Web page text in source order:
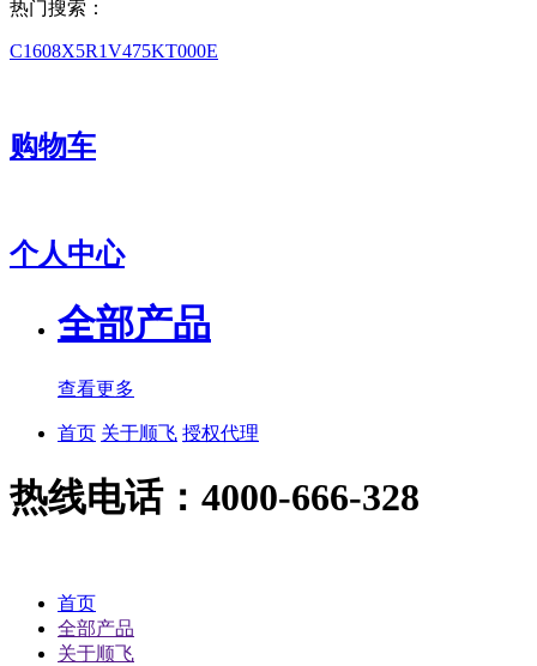
热门搜索：
C1608X5R1V475KT000E
购物车
个人中心
全部产品
查看更多
首页 关于顺飞 授权代理
热线电话：4000-666-328
首页
全部产品
关于顺飞